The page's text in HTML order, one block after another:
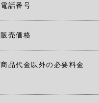
電話番号
販売価格
商品代金以外の必要料金